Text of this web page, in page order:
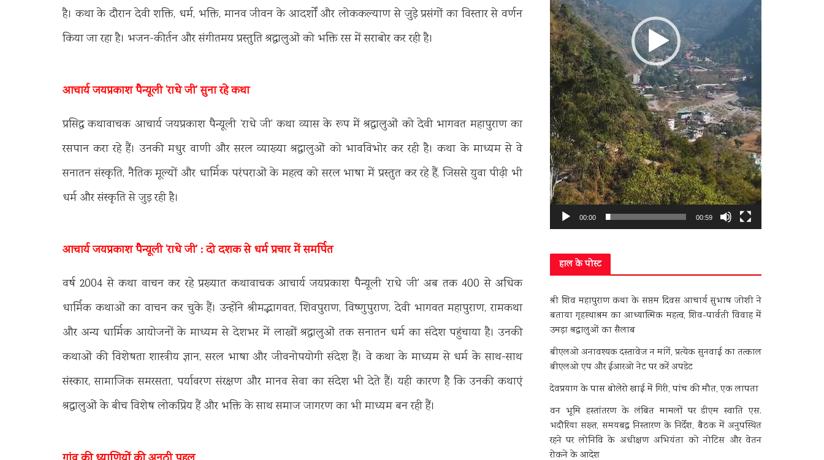
है। कथा के दौरान देवी शक्ति, धर्म, भक्ति, मानव जीवन के आदर्शों और लोककल्याण से जुड़े प्रसंगों का विस्तार से वर्णन
किया जा रहा है। भजन-कीर्तन और संगीतमय प्रस्तुति श्रद्धालुओं को भक्ति रस में सराबोर कर रही है।
आचार्य जयप्रकाश पैन्यूली ‘राधे जी’ सुना रहे कथा
प्रसिद्ध कथावाचक आचार्य जयप्रकाश पैन्यूली ‘राधे जी’ कथा व्यास के रूप में श्रद्धालुओं को देवी भागवत महापुराण का
रसपान करा रहे हैं। उनकी मधुर वाणी और सरल व्याख्या श्रद्धालुओं को भावविभोर कर रही है। कथा के माध्यम से वे
सनातन संस्कृति, नैतिक मूल्यों और धार्मिक परंपराओं के महत्व को सरल भाषा में प्रस्तुत कर रहे हैं, जिससे युवा पीढ़ी भी
धर्म और संस्कृति से जुड़ रही है।
आचार्य जयप्रकाश पैन्यूली ‘राधे जी’ : दो दशक से धर्म प्रचार में समर्पित
वर्ष 2004 से कथा वाचन कर रहे प्रख्यात कथावाचक आचार्य जयप्रकाश पैन्यूली ‘राधे जी’ अब तक 400 से अधिक
धार्मिक कथाओं का वाचन कर चुके हैं। उन्होंने श्रीमद्भागवत, शिवपुराण, विष्णुपुराण, देवी भागवत महापुराण, रामकथा
और अन्य धार्मिक आयोजनों के माध्यम से देशभर में लाखों श्रद्धालुओं तक सनातन धर्म का संदेश पहुंचाया है। उनकी
कथाओं की विशेषता शास्त्रीय ज्ञान, सरल भाषा और जीवनोपयोगी संदेश हैं। वे कथा के माध्यम से धर्म के साथ-साथ
संस्कार, सामाजिक समरसता, पर्यावरण संरक्षण और मानव सेवा का संदेश भी देते हैं। यही कारण है कि उनकी कथाएं
श्रद्धालुओं के बीच विशेष लोकप्रिय हैं और भक्ति के साथ समाज जागरण का भी माध्यम बन रही हैं।
00:00 00:59
हाल के पोस्ट
श्री शिव महापुराण कथा के सप्तम दिवस आचार्य सुभाष जोशी ने
बताया गृहस्थाश्रम का आध्यात्मिक महत्व, शिव-पार्वती विवाह में
उमड़ा श्रद्धालुओं का सैलाब
बीएलओ अनावश्यक दस्तावेज न मांगें, प्रत्येक सुनवाई का तत्काल
बीएलओ एप और ईआरओ नेट पर करें अपडेट
देवप्रयाग के पास बोलेरो खाई में गिरी, पांच की मौत, एक लापता
वन भूमि हस्तांतरण के लंबित मामलों पर डीएम स्वाति एस.
भदौरिया सख्त, समयबद्ध निस्तारण के निर्देश, बैठक में अनुपस्थित
रहने पर लोनिवि के अधीक्षण अभियंता को नोटिस और वेतन
रोकने के आदेश